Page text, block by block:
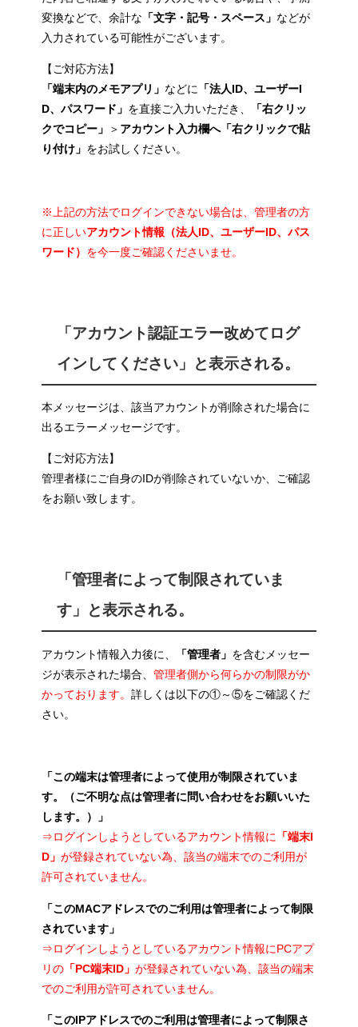
変換などで、余計な 「文字・記号・スペース」 などが
入力されている可能性がございます。
【ご対応方法】
「端末内のメモアプリ」 などに
「法人ID、ユーザーI
D、パスワード」 を直接ご入力いただき、
「右クリッ
クでコピー」
＞ アカウント入力欄へ「右クリックで貼
り付け」 をお試しください。
※上記の方法でログインできない場合は、管理者の方
に正しいアカウント情報（法人ID、ユーザーID、パス
ワード） を今一度ご確認くださいませ。
「アカウント認証エラー改めてログ
インしてください」と表示される。
本メッセージは、該当アカウントが削除された場合に
出るエラーメッセージです。
【ご対応方法】
管理者様にご自身のIDが削除されていないか、ご確認
をお願い致します。
「管理者によって制限されていま
す」と表示される。
アカウント情報入力後に、 「管理者」 を含むメッセー
ジが表示された場合、 管理者側から何らかの制限がか
かっております。 詳しくは以下の①～⑤をご確認くだ
さい。
「この端末は管理者によって使用が制限されていま
す。（ご不明な点は管理者に問い合わせをお願いいた
します。）」
⇒ログインしようとしているアカウント情報に
「端末I
D」 が登録されていない為、該当の端末でのご利用が
許可されていません。
「このMACアドレスでのご利用は管理者によって制限
されています」
⇒ログインしようとしているアカウント情報にPCアプ
リの 「PC端末ID」 が登録されていない為、該当の端末
でのご利用が許可されていません。
「このIPアドレスでのご利用は管理者によって制限さ